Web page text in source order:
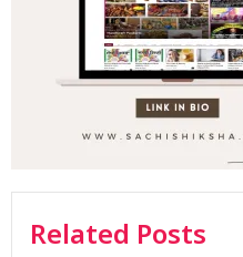
Related Posts